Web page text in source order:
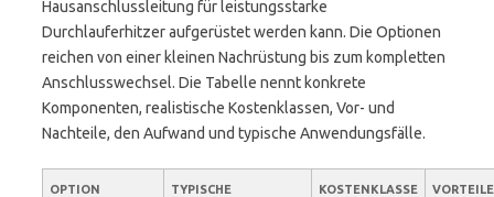
Hausanschlussleitung für leistungsstarke
Durchlauferhitzer aufgerüstet werden kann. Die Optionen
reichen von einer kleinen Nachrüstung bis zum kompletten
Anschlusswechsel. Die Tabelle nennt konkrete
Komponenten, realistische Kostenklassen, Vor- und
Nachteile, den Aufwand und typische Anwendungsfälle.
OPTION
TYPISCHE
KOSTENKLASSE
VORTEILE